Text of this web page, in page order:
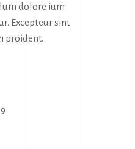
dolore ium
Excepteur sint
proident.